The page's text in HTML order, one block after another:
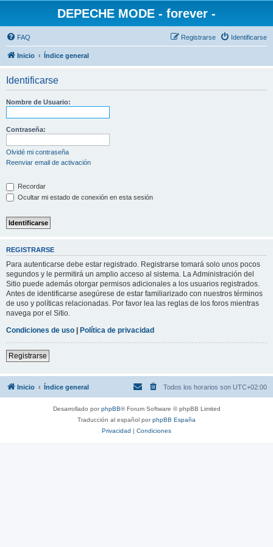
DEPECHE MODE - forever -
FAQ Identificarse
Registrarse
Inicio Índice general
Identificarse
Nombre de Usuario:
Contraseña:
Olvidé mi contraseña
Reenviar email de activación
Recordar
Ocultar mi estado de conexión en esta sesión
REGISTRARSE
Para autenticarse debe estar registrado. Registrarse tomará solo unos pocos
segundos y le permitirá un amplio acceso al sistema. La Administración del
Sitio puede además otorgar permisos adicionales a los usuarios registrados.
Antes de identificarse asegúrese de estar familiarizado con nuestros términos
de uso y políticas relacionadas. Por favor lea las reglas de los foros mientras
navega por el Sitio.
Condiciones de uso | Política de privacidad
Registrarse
Inicio Índice general Todos los horarios son UTC+02:00
Desarrollado porphpBB® Forum Software © phpBB Limited
Traducción al español porphpBB España
Privacidad | Condiciones